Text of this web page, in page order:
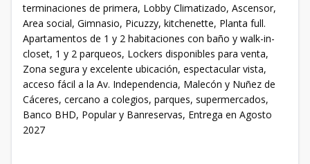
terminaciones de primera, Lobby Climatizado, Ascensor,
Area social, Gimnasio, Picuzzy, kitchenette, Planta full.
Apartamentos de 1 y 2 habitaciones con baño y walk-in-
closet, 1 y 2 parqueos, Lockers disponibles para venta,
Zona segura y excelente ubicación, espectacular vista,
acceso fácil a la Av. Independencia, Malecón y Nuñez de
Cáceres, cercano a colegios, parques, supermercados,
Banco BHD, Popular y Banreservas, Entrega en Agosto
2027